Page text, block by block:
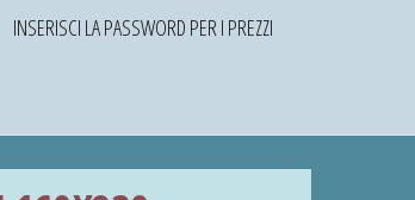
INSERISCI LA PASSWORD PER I PREZZI